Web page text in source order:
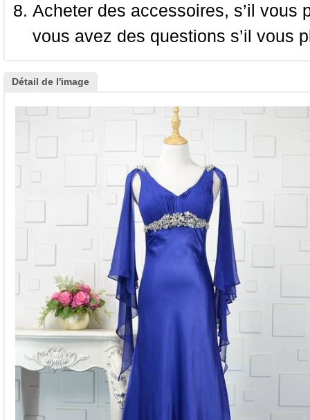
Acheter des accessoires, s’il
vous avez des questions s’il vous
Détail de l'image